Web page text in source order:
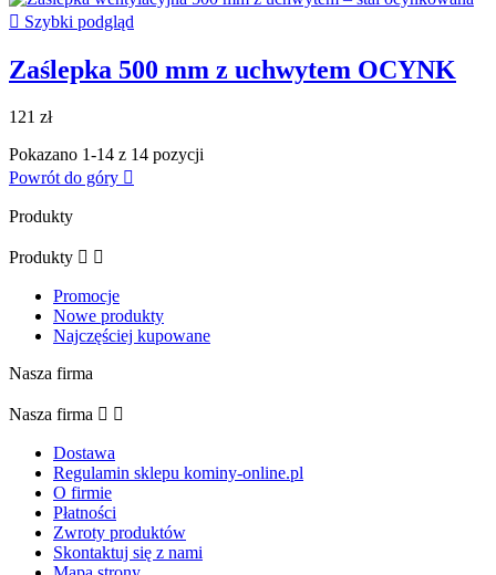
 Szybki podgląd
Zaślepka 500 mm z uchwytem OCYNK
121 zł
Pokazano 1-14 z 14 pozycji
Powrót do góry 
Produkty
Produkty  
Promocje
Nowe produkty
Najczęściej kupowane
Nasza firma
Nasza firma  
Dostawa
Regulamin sklepu kominy-online.pl
O firmie
Płatności
Zwroty produktów
Skontaktuj się z nami